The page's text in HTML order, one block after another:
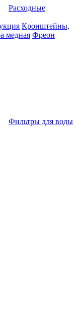
Расходные
Кронштейны,
медная Фреон
Фильтры для воды